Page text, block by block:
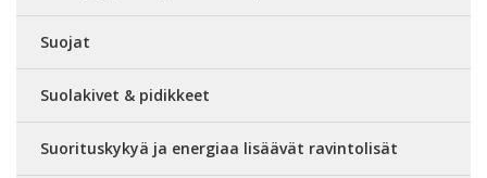
Suojat
Suolakivet & pidikkeet
Suorituskykyä ja energiaa lisäävät ravintolisät